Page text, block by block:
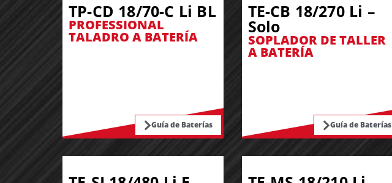
TP-CD 18/70-C Li BL
PROFESSIONAL
TALADRO A BATERÍA
Guía de Baterías
TE-CB 18/270 Li –
Solo
SOPLADOR DE TALLER
A BATERÍA
Guía de Baterías